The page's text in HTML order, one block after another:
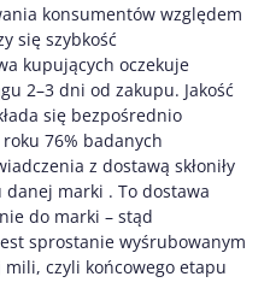
konsumentów względem
się szybkość
kupujących oczekuje
2–3 dni od zakupu. Jakość
się bezpośrednio
76% badanych
z dostawą skłoniły
marki . To dostawa
do marki – stąd
sprostanie wyśrubowanym
czyli końcowego etapu